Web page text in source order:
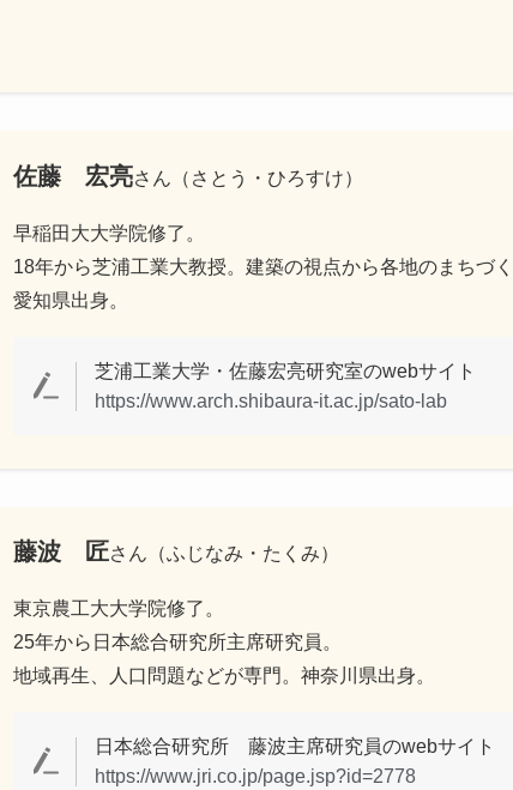
佐藤 宏亮さん（さとう・ひろすけ）
早稲田大大学院修了。
18年から芝浦工業大教授。建築の視点から各地のまちづ
愛知県出身。
芝浦工業大学・佐藤宏亮研究室のwebサイト
https://www.arch.shibaura-it.ac.jp/sato-lab
藤波 匠さん（ふじなみ・たくみ）
東京農工大大学院修了。
25年から日本総合研究所主席研究員。
地域再生、人口問題などが専門。神奈川県出身。
日本総合研究所 藤波主席研究員のwebサイト
https://www.jri.co.jp/page.jsp?id=2778